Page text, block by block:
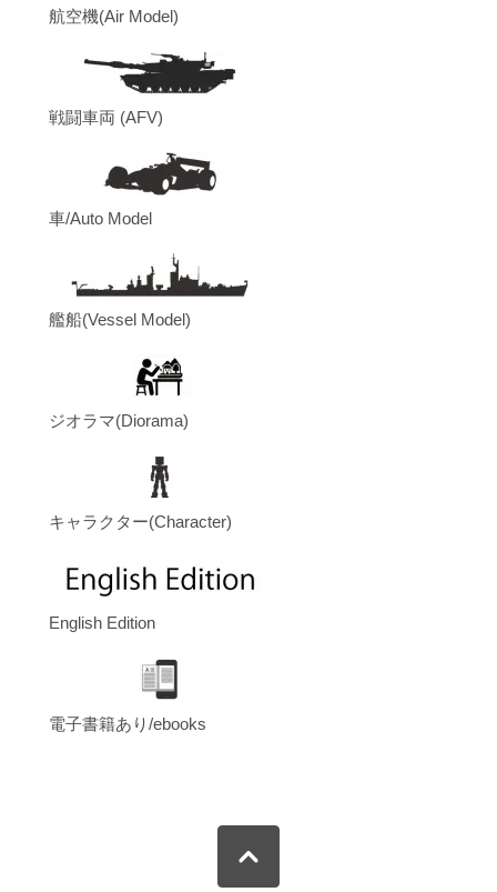
航空機(Air Model)
戦闘車両 (AFV)
車/Auto Model
艦船(Vessel Model)
ジオラマ(Diorama)
キャラクター(Character)
English Edition
電子書籍あり/ebooks